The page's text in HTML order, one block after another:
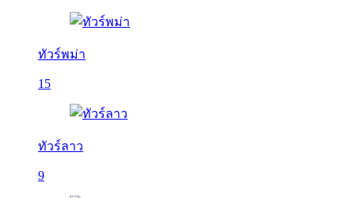
ทัวร์พม่า
15
ทัวร์ลาว
9